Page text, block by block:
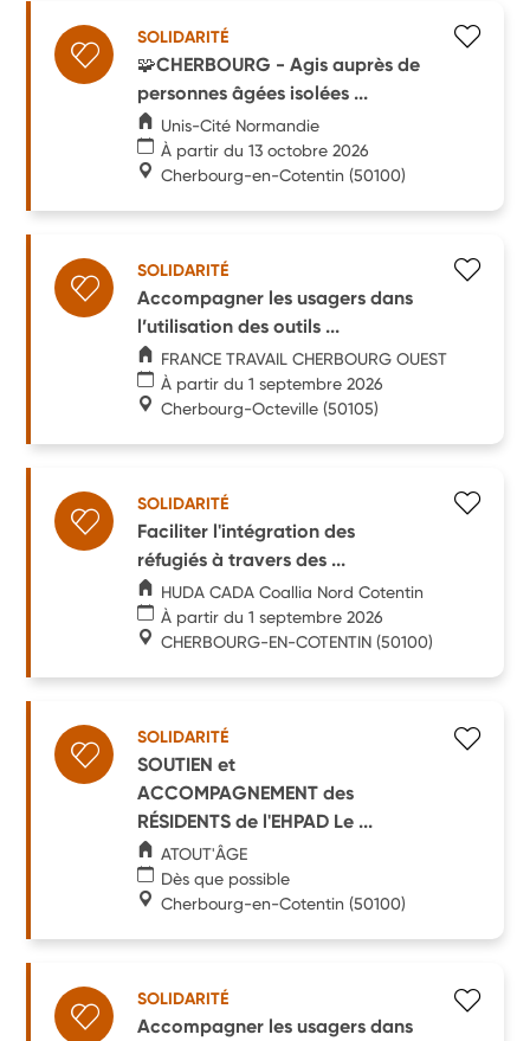
SOLIDARITÉ
🧩CHERBOURG - Agis auprès de
personnes âgées isolées ...
Unis-Cité Normandie
À partir du 13 octobre 2026
Cherbourg-en-Cotentin (50100)
SOLIDARITÉ
Accompagner les usagers dans
l’utilisation des outils ...
FRANCE TRAVAIL CHERBOURG OUEST
À partir du 1 septembre 2026
Cherbourg-Octeville (50105)
SOLIDARITÉ
Faciliter l'intégration des
réfugiés à travers des ...
HUDA CADA Coallia Nord Cotentin
À partir du 1 septembre 2026
CHERBOURG-EN-COTENTIN (50100)
SOLIDARITÉ
SOUTIEN et
ACCOMPAGNEMENT des
RÉSIDENTS de l'EHPAD Le ...
ATOUT'ÂGE
Dès que possible
Cherbourg-en-Cotentin (50100)
SOLIDARITÉ
Accompagner les usagers dans